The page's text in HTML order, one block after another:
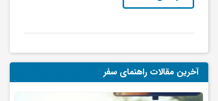
آخرین مقالات راهنمای سفر